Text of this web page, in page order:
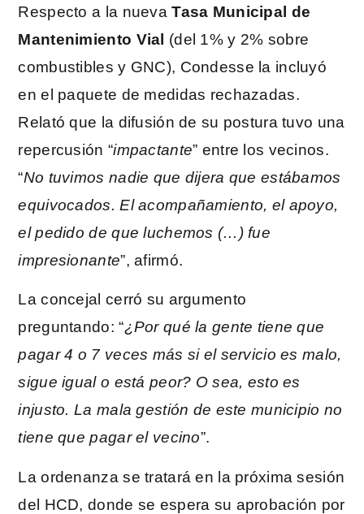
Respecto a la nuevaTasa Municipal de
Mantenimiento Vial (del 1% y 2% sobre
combustibles y GNC), Condesse la incluyó
en el paquete de medidas rechazadas.
Relató que la difusión de su postura tuvo una
repercusión “impactante” entre los vecinos.
“No tuvimos nadie que dijera que estábamos
equivocados. El acompañamiento, el apoyo,
el pedido de que luchemos (…) fue
impresionante”, afirmó.
La concejal cerró su argumento
preguntando: “¿Por qué la gente tiene que
pagar 4 o 7 veces más si el servicio es malo,
sigue igual o está peor? O sea, esto es
injusto. La mala gestión de este municipio no
tiene que pagar el vecino”.
La ordenanza se tratará en la próxima sesión
del HCD, donde se espera su aprobación por